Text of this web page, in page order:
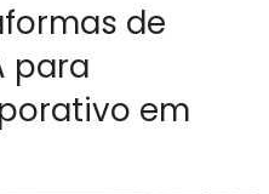
de
para
em